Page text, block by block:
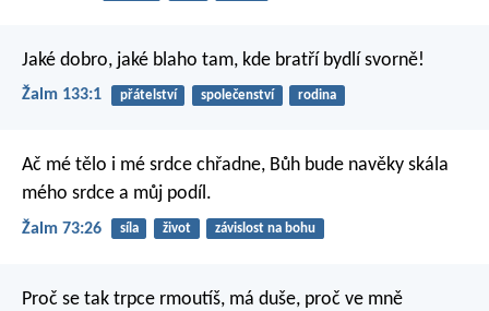
Jaké dobro, jaké blaho tam, kde bratří bydlí svorně!
Žalm 133:1 přátelství společenství rodina
Ač mé tělo i mé srdce chřadne, Bůh bude navěky skála
mého srdce a můj podíl.
Žalm 73:26 síla život závislost na bohu
Proč se tak trpce rmoutíš, má duše, proč ve mně